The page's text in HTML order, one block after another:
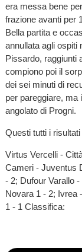
era messa bene
frazione avanti per
Bella partita e
annullata agli ospiti
Pissardo, raggiunti
compiono poi il
dei sei minuti di
per pareggiare, ma
angolato di Progni.
Questi tutti i
Virtus Vercelli -
Cameri - Juventus
- 2; Dufour Varallo
Novara 1 - 2; Ivrea
1 - 1 Classifica: